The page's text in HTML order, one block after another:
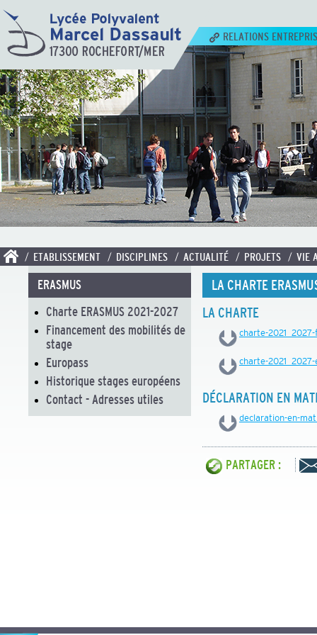
RELATIONS
/ ETABLISSEMENT / DISCIPLINES / ACTUALITÉ / PROJETS / VIE
ERASMUS
Charte ERASMUS 2021-2027
Financement des mobilités de
stage
Europass
Historique stages européens
Contact - Adresses utiles
LA CHARTE
LA CHARTE
charte-
charte-
DÉCLARATION EN
declaration-en-
PARTAGER :